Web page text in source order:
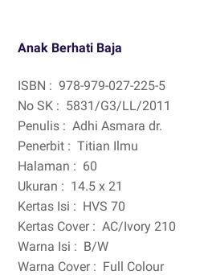
Anak Berhati Baja
ISBN : 978-979-027-225-5
No SK : 5831/G3/LL/2011
Penulis : Adhi Asmara dr.
Penerbit : Titian Ilmu
Halaman : 60
Ukuran : 14.5 x 21
Kertas Isi : HVS 70
Kertas Cover : AC/Ivory 210
Warna Isi : B/W
Warna Cover : Full Colour